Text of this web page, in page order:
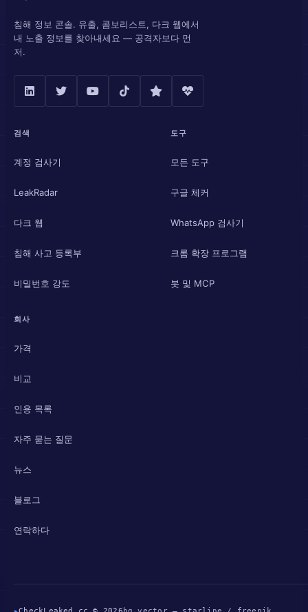
침해 정보 콘솔. 유출, 콤보리스트, 다크 웹에서
내 노출 정보를 찾아내세요 — 공격자보다 먼
저.
검색
계정 검사기
LeakRadar
다크 웹
침해 사고 등록부
비밀번호 강도
도구
모든 도구
구글 체커
WhatsApp 검사기
크롬 확장 프로그램
봇 및 MCP
회사
가격
비교
인용 목록
자주 묻는 질문
뉴스
블로그
연락하다